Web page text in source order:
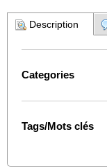
Description
Categories
Tags/Mots clés